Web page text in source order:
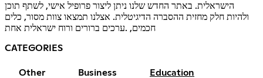
הישראלית. באתר החדש שלנו ניתן ליצור פרופיל אישי, לשתף תוכן
ולהיות חלק מחזית ההסברה הדיגיטלית. אצלנו תמצאו צוות מסור, כלים
חכמים, .ערכים ברורים ורוח ישראלית אחת
CATEGORIES
Other Business Education